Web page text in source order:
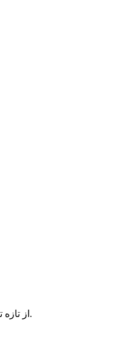
از تازه ترین اخبار و محصولات ما مطلع شوید.